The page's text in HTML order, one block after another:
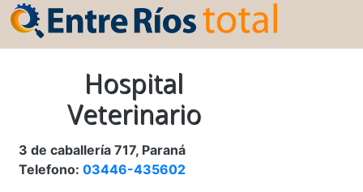
Hospital
Veterinario
3 de caballería 717, Paraná
Telefono: 03446-435602